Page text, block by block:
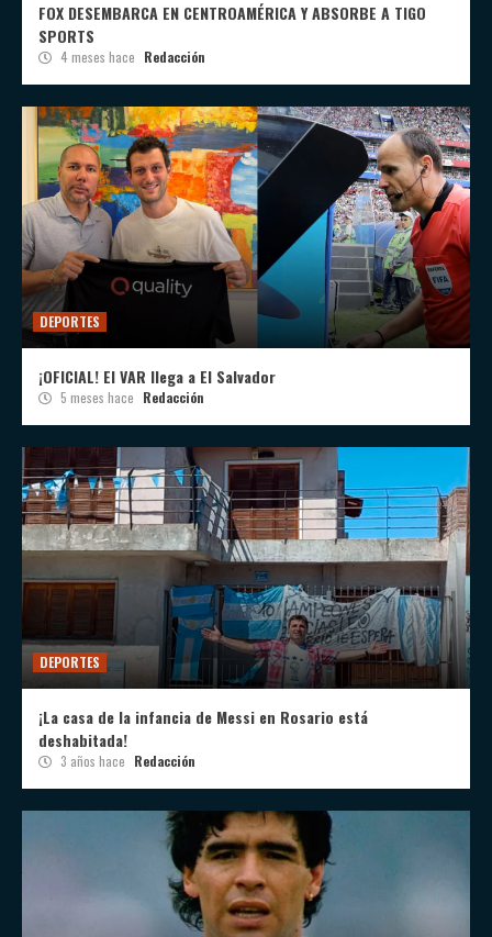
FOX DESEMBARCA EN CENTROAMÉRICA Y ABSORBE A TIGO
SPORTS
4 meses hace Redacción
DEPORTES
¡OFICIAL! El VAR llega a El Salvador
5 meses hace Redacción
DEPORTES
¡La casa de la infancia de Messi en Rosario está
deshabitada!
3 años hace Redacción